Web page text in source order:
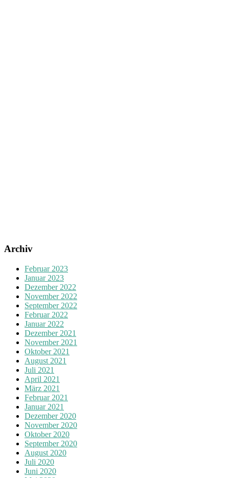
Archiv
Februar 2023
Januar 2023
Dezember 2022
November 2022
September 2022
Februar 2022
Januar 2022
Dezember 2021
November 2021
Oktober 2021
August 2021
Juli 2021
April 2021
März 2021
Februar 2021
Januar 2021
Dezember 2020
November 2020
Oktober 2020
September 2020
August 2020
Juli 2020
Juni 2020